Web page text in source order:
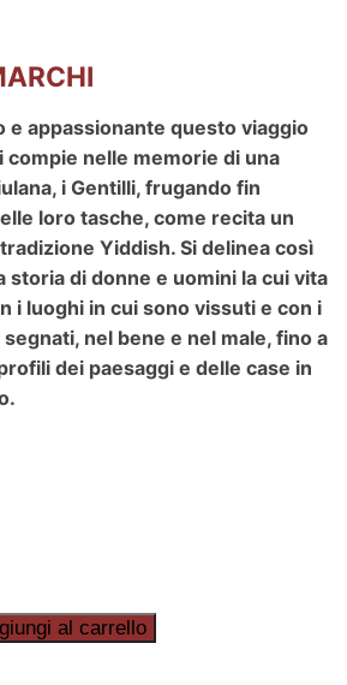
e appassionante questo viaggio
compie nelle memorie di una
i Gentilli, frugando fin
loro tasche, come recita un
Yiddish. Si delinea così
storia di donne e uomini la cui vita
i luoghi in cui sono vissuti e con i
nel bene e nel male, fino a
dei paesaggi e delle case in
al carrello